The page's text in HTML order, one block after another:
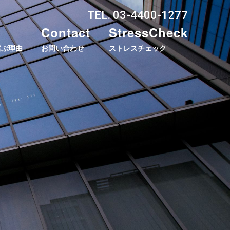
理由
Contact
お問い合わせ
StressCheck
ストレスチェック
TEL. 03-4400-1277